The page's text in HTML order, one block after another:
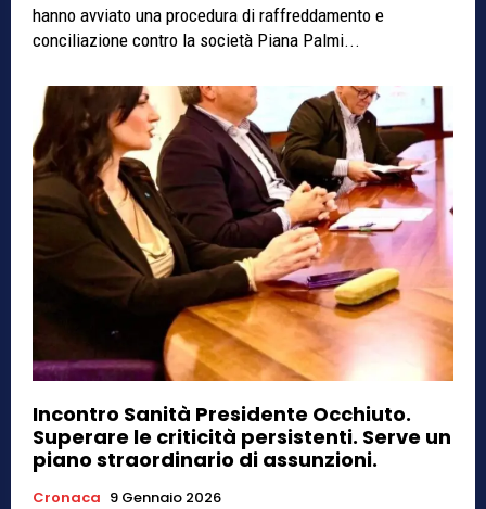
hanno avviato una procedura di raffreddamento e
conciliazione contro la società Piana Palmi...
Incontro Sanità Presidente Occhiuto.
Superare le criticità persistenti. Serve un
piano straordinario di assunzioni.
Cronaca 9 Gennaio 2026